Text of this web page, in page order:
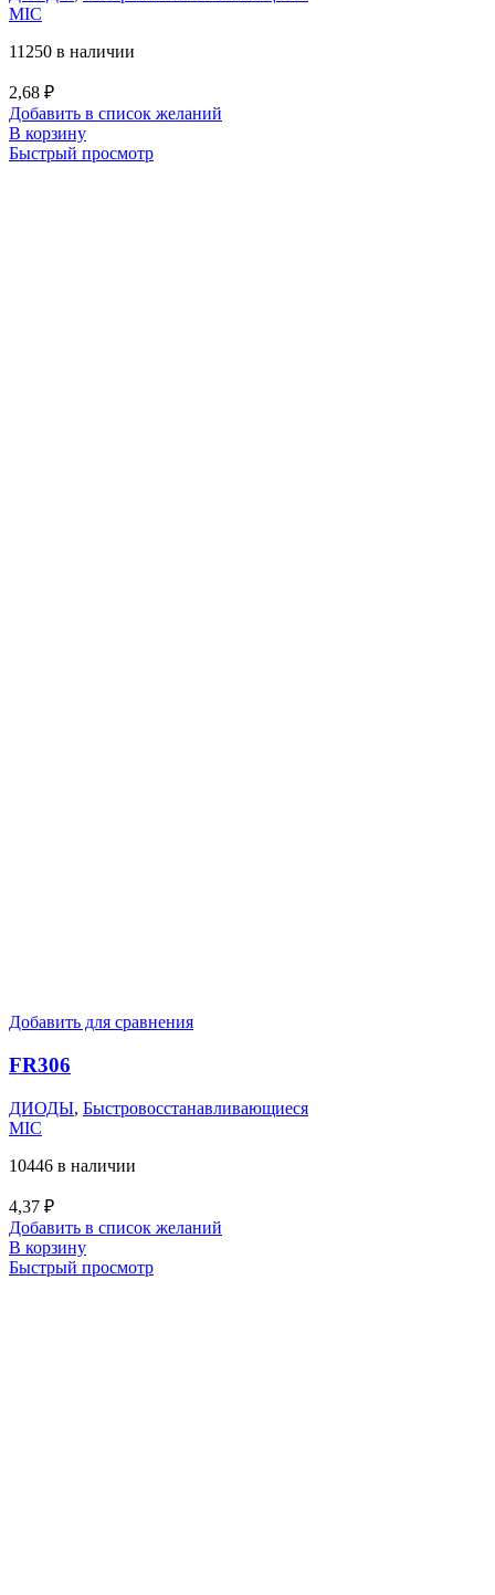
MIC
11250 в наличии
2,68 ₽
Добавить в список желаний
В корзину
Быстрый просмотр
Добавить для сравнения
FR306
ДИОДЫ, Быстровосстанавливающиеся
MIC
10446 в наличии
4,37 ₽
Добавить в список желаний
В корзину
Быстрый просмотр